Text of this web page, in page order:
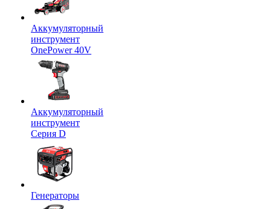
Аккумуляторный
инструмент
OnePower 40V
Аккумуляторный
инструмент
Серия D
Генераторы